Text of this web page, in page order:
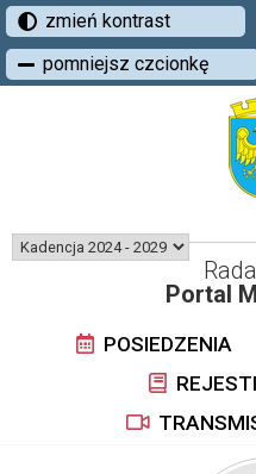
zmień kontrast
pomniejsz czcionkę
Portal
POSIEDZENIA